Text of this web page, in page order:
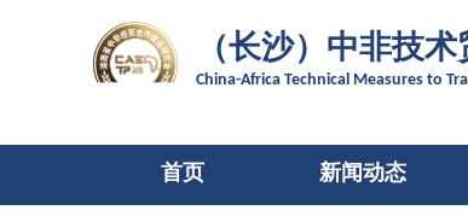
（长沙）中非技
China-Africa Technical Measures to
首页 新闻动态